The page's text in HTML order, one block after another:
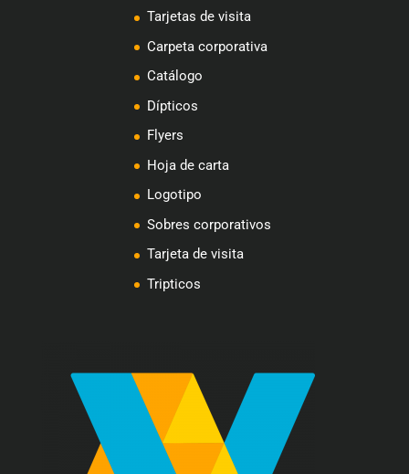
Tarjetas de visita
Carpeta corporativa
Catálogo
Dípticos
Flyers
Hoja de carta
Logotipo
Sobres corporativos
Tarjeta de visita
Tripticos